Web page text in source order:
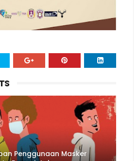
Penggunaan Masker